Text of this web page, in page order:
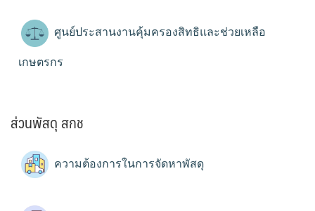
ศูนย์ประสานงานคุ้มครองสิทธิและช่วยเหลือ
เกษตรกร
ส่วนพัสดุ สกช
ความต้องการในการจัดหาพัสดุ